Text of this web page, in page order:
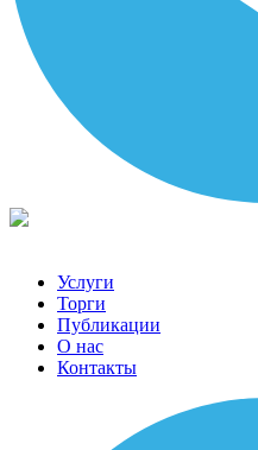
Услуги
Торги
Публикации
О нас
Контакты